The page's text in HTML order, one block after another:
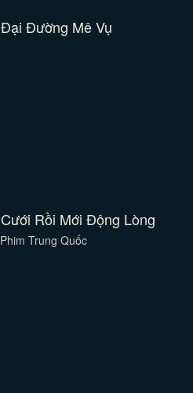
Đại Đường Mê Vụ
Cưới Rồi Mới Động Lòng
Phim Trung Quốc